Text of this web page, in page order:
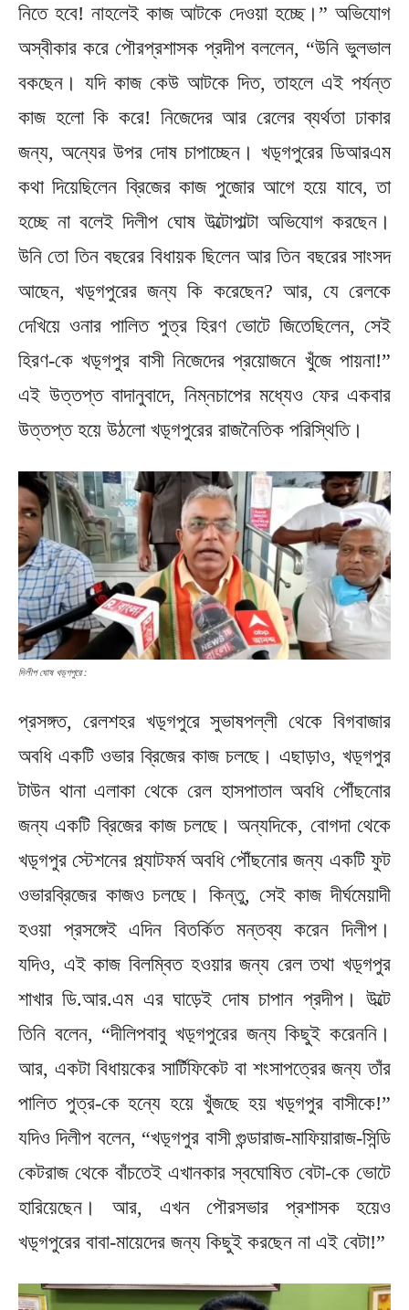
নিতে হবে! নাহলেই কাজ আটকে দেওয়া হচ্ছে।” অভিযোগ
অস্বীকার করে পৌরপ্রশাসক প্রদীপ বললেন, “উনি ভুলভাল
বকছেন। যদি কাজ কেউ আটকে দিত, তাহলে এই পর্যন্ত
কাজ হলো কি করে! নিজেদের আর রেলের ব্যর্থতা ঢাকার
জন্য, অন্যের উপর দোষ চাপাচ্ছেন। খড়্গপুরের ডিআরএম
কথা দিয়েছিলেন ব্রিজের কাজ পুজোর আগে হয়ে যাবে, তা
হচ্ছে না বলেই দিলীপ ঘোষ উল্টোপাল্টা অভিযোগ করছেন।
উনি তো তিন বছরের বিধায়ক ছিলেন আর তিন বছরের সাংসদ
আছেন, খড়্গপুরের জন্য কি করেছেন? আর, যে রেলকে
দেখিয়ে ওনার পালিত পুত্র হিরণ ভোটে জিতেছিলেন, সেই
হিরণ-কে খড়্গপুর বাসী নিজেদের প্রয়োজনে খুঁজে পায়না!”
এই উত্তপ্ত বাদানুবাদে, নিম্নচাপের মধ্যেও ফের একবার
উত্তপ্ত হয়ে উঠলো খড়্গপুরের রাজনৈতিক পরিস্থিতি।
দিলীপ ঘোষ খড়্গপুরে :
প্রসঙ্গত, রেলশহর খড়্গপুরে সুভাষপল্লী থেকে বিগবাজার
অবধি একটি ওভার ব্রিজের কাজ চলছে। এছাড়াও, খড়্গপুর
টাউন থানা এলাকা থেকে রেল হাসপাতাল অবধি পৌঁছনোর
জন্য একটি ব্রিজের কাজ চলছে। অন্যদিকে, বোগদা থেকে
খড়্গপুর স্টেশনের প্ল্যাটফর্ম অবধি পৌঁছনোর জন্য একটি ফুট
ওভারব্রিজের কাজও চলছে। কিন্তু, সেই কাজ দীর্ঘমেয়াদী
হওয়া প্রসঙ্গেই এদিন বিতর্কিত মন্তব্য করেন দিলীপ।
যদিও, এই কাজ বিলম্বিত হওয়ার জন্য রেল তথা খড়্গপুর
শাখার ডি.আর.এম এর ঘাড়েই দোষ চাপান প্রদীপ। উল্টে
তিনি বলেন, “দীলিপবাবু খড়্গপুরের জন্য কিছুই করেননি।
আর, একটা বিধায়কের সার্টিফিকেট বা শংসাপত্রের জন্য তাঁর
পালিত পুত্র-কে হন্যে হয়ে খুঁজছে হয় খড়্গপুর বাসীকে!”
যদিও দিলীপ বলেন, “খড়্গপুর বাসী গুন্ডারাজ-মাফিয়ারাজ-সিন্ডি
কেটরাজ থেকে বাঁচতেই এখানকার স্বঘোষিত বেটা-কে ভোটে
হারিয়েছেন। আর, এখন পৌরসভার প্রশাসক হয়েও
খড়্গপুরের বাবা-মায়েদের জন্য কিছুই করছেন না এই বেটা!”